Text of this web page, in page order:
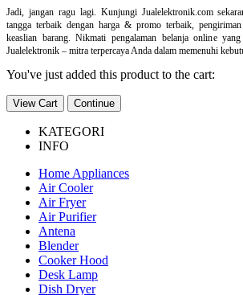
Jadi, jangan ragu lagi. Kunjungi Jualelektronik.com
tangga terbaik dengan harga & promo terbaik,
keaslian barang. Nikmati pengalaman belanja online
Jualelektronik – mitra terpercaya Anda dalam memenuhi
You've just added this product to the cart:
View Cart Continue
KATEGORI
INFO
Home Appliances
Air Cooler
Air Fryer
Air Purifier
Antena
Blender
Cooker Hood
Desk Lamp
Dish Dryer